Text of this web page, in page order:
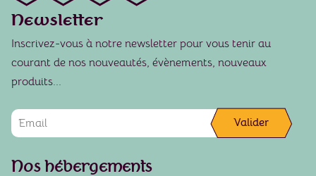
Newsletter
Inscrivez-vous à notre newsletter pour vous tenir au
courant de nos nouveautés, évènements, nouveaux
produits...
Valider
Nos hébergements